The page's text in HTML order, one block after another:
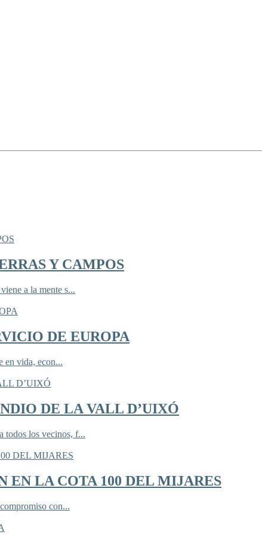
Y CAMPOS
a la mente s...
DE EUROPA
en vida, econ...
DE LA VALL D’UIXÓ
todos los vecinos, f...
LA COTA 100 DEL MIJARES
con...